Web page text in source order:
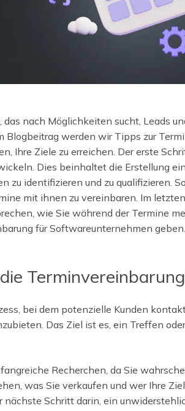
nach Möglichkeiten sucht, Leads
Blogbeitrag werden wir Tipps zur
Ihre Ziele zu erreichen. Der erste
Dies beinhaltet die Erstellung
zu identifizieren und zu qualifizieren.
mit ihnen zu vereinbaren. Im
wie Sie während der Termine
für Softwareunternehmen geben.
bei dem potenzielle Kunden
Das Ziel ist es, ein Treffen
Recherchen, da Sie
was Sie verkaufen und wer Ihre
Schritt darin, ein